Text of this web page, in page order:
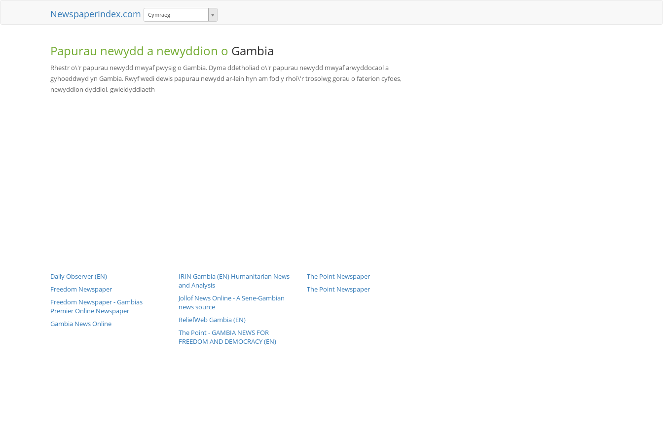
NewspaperIndex.com Cymraeg
Papurau newydd a newyddion o Gambia
Rhestr o\'r papurau newydd mwyaf pwysig o Gambia. Dyma ddetholiad o\'r papurau newydd mwyaf arwyddocaol a
gyhoeddwyd yn Gambia. Rwyf wedi dewis papurau newydd ar-lein hyn am fod y rhoi\'r trosolwg gorau o faterion cyfoes,
newyddion dyddiol, gwleidyddiaeth
Daily Observer (EN)
Freedom Newspaper
Freedom Newspaper - Gambias
Premier Online Newspaper
Gambia News Online
IRIN Gambia (EN) Humanitarian News
and Analysis
Jollof News Online - A Sene-Gambian
news source
ReliefWeb Gambia (EN)
The Point - GAMBIA NEWS FOR
FREEDOM AND DEMOCRACY (EN)
The Point Newspaper
The Point Newspaper